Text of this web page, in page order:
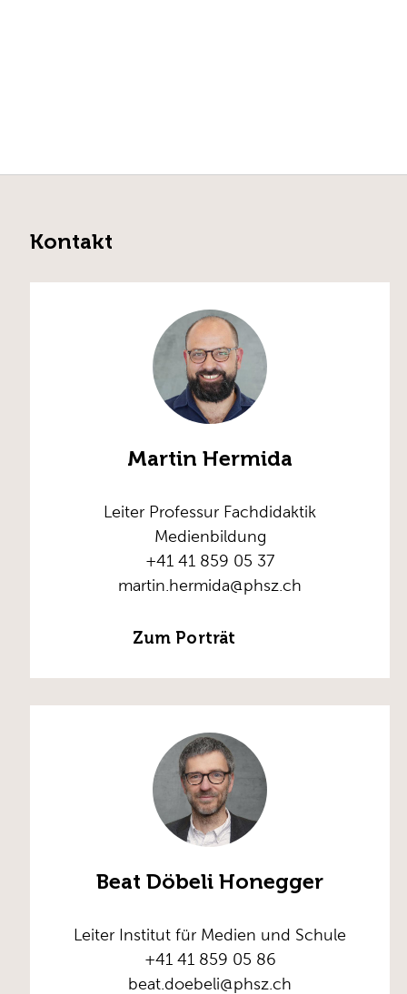
Kontakt
Martin Hermida
Leiter Professur Fachdidaktik
Medienbildung
+41 41 859 05 37
martin.hermida@phsz.ch
Zum Porträt
Beat Döbeli Honegger
Leiter Institut für Medien und Schule
+41 41 859 05 86
beat.doebeli@phsz.ch